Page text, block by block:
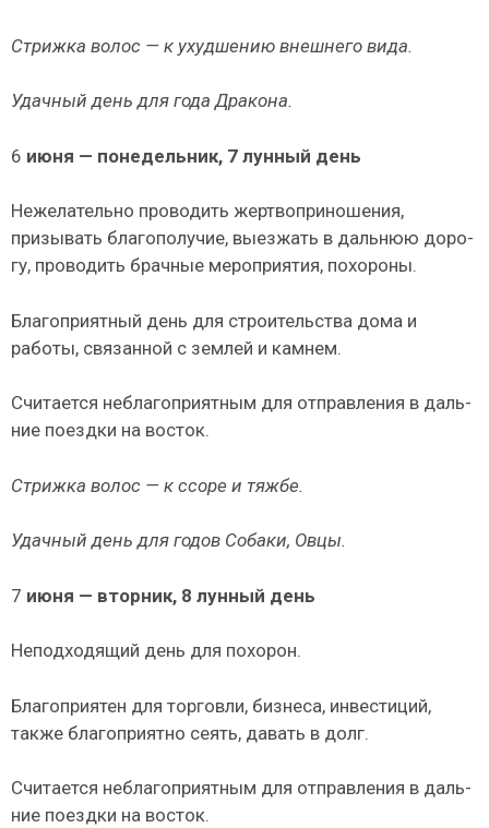
Стрижка волос — к ухудшению внешнего вида.
Удачный день для года Дракона.
6 июня — понедельник, 7 лунный день
Нежелательно проводить жертвоприношения,
призывать благополучие, выезжать в дальнюю доро­
гу, проводить брачные мероприятия, похороны.
Благоприятный день для строительства дома и
работы, связанной с землей и камнем.
Считается неблагоприятным для отправления в даль­
ние поездки на восток.
Стрижка волос — к ссоре и тяжбе.
Удачный день для годов Собаки, Овцы.
7 июня — вторник, 8 лунный день
Неподходящий день для похорон.
Благоприятен для торговли, бизнеса, инвестиций,
также благоприятно сеять, давать в долг.
Считается неблагоприятным для отправления в даль­
ние поездки на восток.